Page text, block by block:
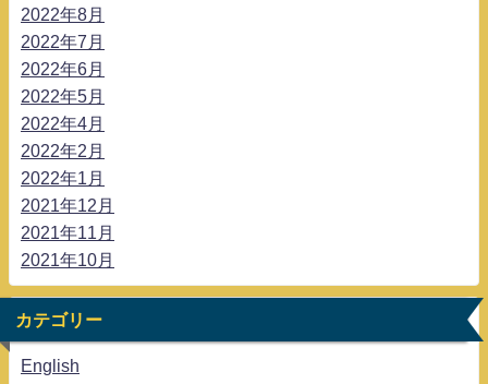
2022年8月
2022年7月
2022年6月
2022年5月
2022年4月
2022年2月
2022年1月
2021年12月
2021年11月
2021年10月
カテゴリー
English